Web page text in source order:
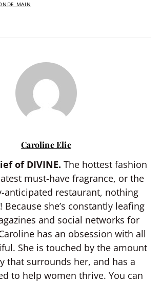
MAIN
Caroline Elie
of DIVINE. The hottest fashion
must-have fragrance, or the
anticipated restaurant, nothing
Because she’s constantly leafing
and social networks for
has an obsession with all
She is touched by the amount
that surrounds her, and has a
to help women thrive. You can